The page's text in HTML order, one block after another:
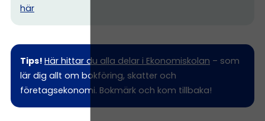
här
Tips! Här hittar du alla delar i Ekonomiskolan – som
lär dig allt om bokföring, skatter och
företagsekonomi. Bokmärk och kom tillbaka!